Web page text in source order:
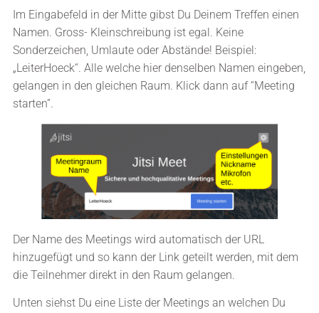
Im Eingabefeld in der Mitte gibst Du Deinem Treffen einen
Namen. Gross- Kleinschreibung ist egal. Keine
Sonderzeichen, Umlaute oder Abstände! Beispiel:
„LeiterHoeck“. Alle welche hier denselben Namen eingeben,
gelangen in den gleichen Raum. Klick dann auf “Meeting
starten”.
Der Name des Meetings wird automatisch der URL
hinzugefügt und so kann der Link geteilt werden, mit dem
die Teilnehmer direkt in den Raum gelangen.
Unten siehst Du eine Liste der Meetings an welchen Du